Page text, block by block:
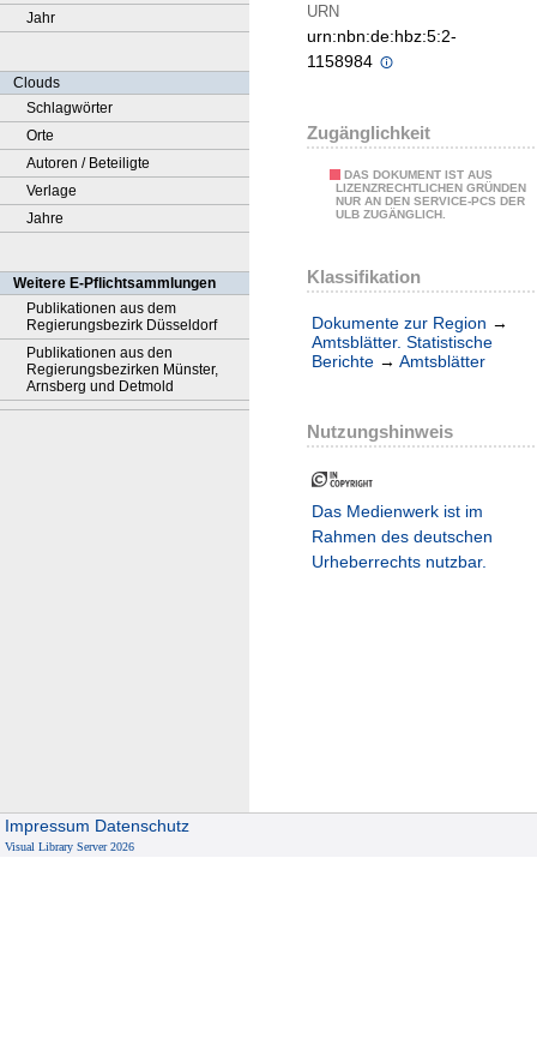
Jahr
Clouds
Schlagwörter
Orte
Autoren / Beteiligte
Verlage
Jahre
Weitere E-Pflichtsammlungen
Publikationen aus dem
Regierungsbezirk Düsseldorf
Publikationen aus den
Regierungsbezirken Münster,
Arnsberg und Detmold
URN
urn:nbn:de:hbz:5:2-
1158984
Zugänglichkeit
DAS DOKUMENT IST AUS
LIZENZRECHTLICHEN GRÜNDEN
NUR AN DEN SERVICE-PCS DER
ULB ZUGÄNGLICH.
Klassifikation
Dokumente zur Region →
Amtsblätter. Statistische
Berichte → Amtsblätter
Nutzungshinweis
Das Medienwerk ist im
Rahmen des deutschen
Urheberrechts nutzbar.
Impressum Datenschutz
Visual Library Server 2026